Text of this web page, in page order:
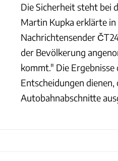
Die Sicherheit steht bei
Martin Kupka erklärte
Nachrichtensender
der Bevölkerung
kommt." Die
Entscheidungen
Autobahnabschnitte